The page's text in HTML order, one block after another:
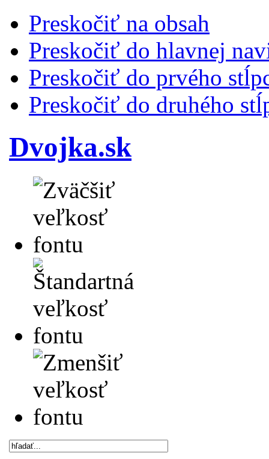
Preskočiť na obsah
Preskočiť do hlavnej
Preskočiť do prvého
Preskočiť do druhého
Dvojka.sk